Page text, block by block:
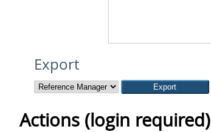
Export
Actions (login required)